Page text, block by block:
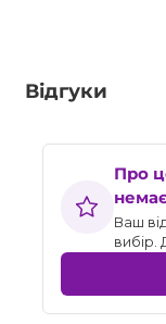
Відгуки
Про
Ваш
вибір.